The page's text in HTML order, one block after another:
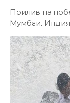
Прилив на
Мумбаи, Индия